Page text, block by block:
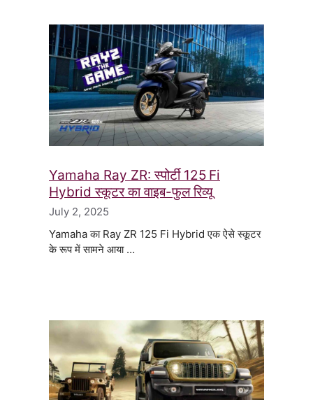
Yamaha Ray ZR: स्पोर्टी 125 Fi
Hybrid स्कूटर का वाइब-फुल रिव्यू
July 2, 2025
Yamaha का Ray ZR 125 Fi Hybrid एक ऐसे स्कूटर
के रूप में सामने आया …